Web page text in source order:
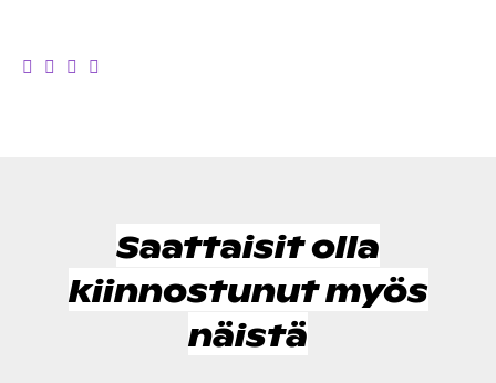
Saattaisit olla
kiinnostunut myös
näistä